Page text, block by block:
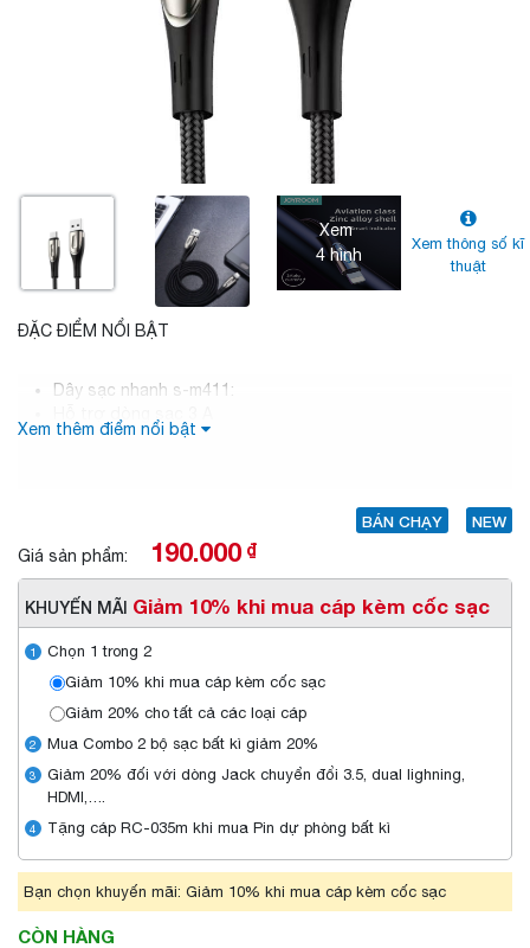
Xem
4 hình
Xem thông số kĩ
thuật
ĐẶC ĐIỂM NỔI BẬT
Dây sạc nhanh s-m411:
Ngăn dòng điện khi đã sạc đầy pin
Xem thêm điểm nổi bật
BÁN CHẠY
NEW
Giá sản phẩm:
190.000₫
KHUYẾN MÃI Giảm 10% khi mua cáp kèm cốc sạc
1
Chọn 1 trong 2
Giảm 10% khi mua cáp kèm cốc sạc
Giảm 20% cho tất cả các loại cáp
2 Mua Combo 2 bộ sạc bất kì giảm 20%
3
Giảm 20% đối với dòng Jack chuyển đổi 3.5, dual lighning,
HDMI,….
4 Tặng cáp RC-035m khi mua Pin dự phòng bất kì
Bạn chọn khuyến mãi: Giảm 10% khi mua cáp kèm cốc sạc
CÒN HÀNG